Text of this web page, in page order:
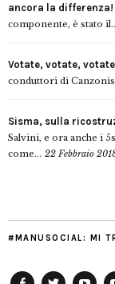
ancora la differenza!
componente, è stato
Votate, votate,
conduttori di
Sisma, sulla
Salvini, e ora anche i
come... 22 Febbraio
#MANUSOCIAL: MI